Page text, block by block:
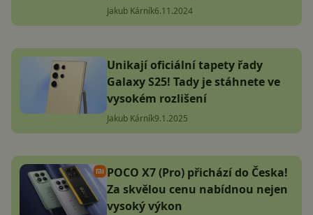
Jakub Kárník6.11.2024
Unikají oficiální tapety řady
Galaxy S25! Tady je stáhnete ve
vysokém rozlišení
Jakub Kárník9.1.2025
POCO X7 (Pro) přichází do Česka!
Za skvělou cenu nabídnou nejen
vysoký výkon